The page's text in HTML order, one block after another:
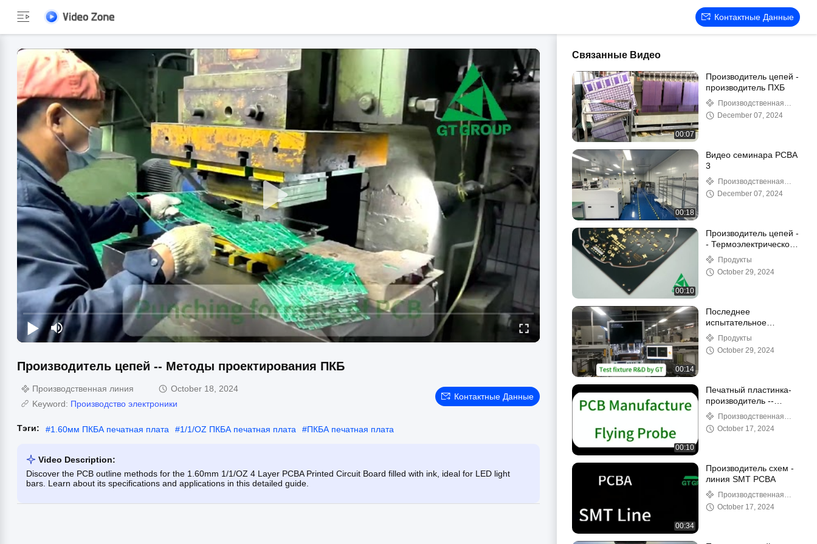
Контактные Данные
Производитель цепей -- Методы проектирования ПКБ
Производственная линия
October 18, 2024
Keyword: Производство электроники
Контактные Данные
Тэги: #1.60мм ПКБА печатная плата #1/1/OZ ПКБА печатная плата #ПКБА печатная плата
Video Description:
Discover the PCB outline methods for the 1.60mm 1/1/OZ 4 Layer PCBA Printed Circuit Board filled with ink, ideal for LED light
bars. Learn about its specifications and applications in this detailed guide.
Связанные Видео
00:07
Производитель цепей -
производитель ПХБ
Производственная
линияDecember 07, 2024
00:18
Видео семинара PCBA
3
Производственная
линияDecember 07, 2024
00:10
Производитель цепей -
- Термоэлектрическое
разделение Cu-
базовых ПХБ
Продукты
October 29, 2024
00:14
Последнее
испытательное
оборудование с
высочайшей
технологией,
Продукты
October 29, 2024
00:10
Печатный пластинка-
производитель --
Летающий зонд
Производственная
линияOctober 17, 2024
00:34
Производитель схем -
линия SMT PCBA
Производственная
линияOctober 17, 2024